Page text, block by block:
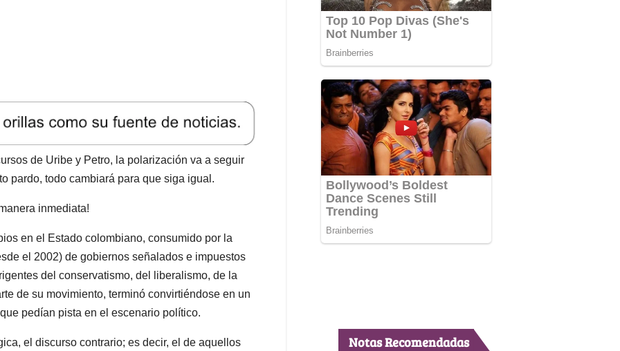
de Uribe y Petro, la polarización va a seguir
pardo, todo cambiará para que siga igual.
inmediata!
en el Estado colombiano, consumido por la
el 2002) de gobiernos señalados e impuestos
del conservatismo, del liberalismo, de la
de su movimiento, terminó convirtiéndose en un
pedían pista en el escenario político.
el discurso contrario; es decir, el de aquellos
Notas Recomendadas